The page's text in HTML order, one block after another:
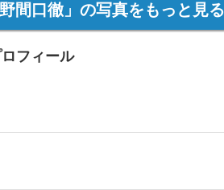
野間口徹」の写真をもっと見る
フィール